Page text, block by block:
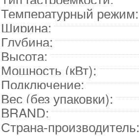
Температурный режим:
Ширина:
Глубина:
Высота:
Мощность (кВт):
Подключение:
Вес (без упаковки):
BRAND:
Страна-производитель: